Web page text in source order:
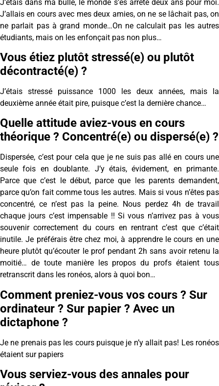
J’étais dans ma bulle, le monde s’es arrêté deux ans pour moi.
J’allais en cours avec mes deux amies, on ne se lâchait pas, on
ne parlait pas à grand monde…On ne calculait pas les autres
étudiants, mais on les enfonçait pas non plus…
Vous étiez plutôt stressé(e) ou plutôt
décontracté(e) ?
J’étais stressé puissance 1000 les deux années, mais la
deuxième année était pire, puisque c’est la dernière chance…
Quelle attitude aviez-vous en cours
théorique ? Concentré(e) ou dispersé(e) ?
Dispersée, c’est pour cela que je ne suis pas allé en cours une
seule fois en doublante. J’y étais, évidement, en primante.
Parce que c’est le début, parce que les parents demandent,
parce qu’on fait comme tous les autres. Mais si vous n’êtes pas
concentré, ce n’est pas la peine. Nous perdez 4h de travail
chaque jours c’est impensable !! Si vous n’arrivez pas à vous
souvenir correctement du cours en rentrant c’est que c’était
inutile. Je préférais être chez moi, à apprendre le cours en une
heure plutôt qu’écouter le prof pendant 2h sans avoir retenu la
moitié… de toute manière les propos du profs étaient tous
retranscrit dans les ronéos, alors à quoi bon…
Comment preniez-vous vos cours ? Sur
ordinateur ? Sur papier ? Avec un
dictaphone ?
Je ne prenais pas les cours puisque je n’y allait pas! Les ronéos
étaient sur papiers
Vous serviez-vous des annales pour